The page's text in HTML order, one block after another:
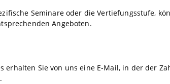
Seminare oder die Vertiefungsstufe,
Angeboten.
erhalten Sie von uns eine E-Mail, in der der